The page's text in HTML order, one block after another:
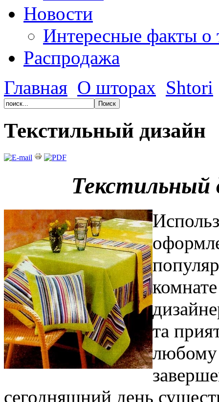
Новости
Интересные факты о
Распродажа
Главная О шторах Shtori
Текстильный дизайн
Текстильный
та
любому
сегодняшний день